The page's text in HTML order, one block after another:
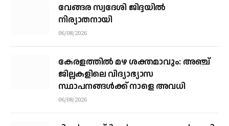
വേങ്ങര സ്വദേശി ജിദ്ദയിൽ
നിര്യാതനായി
06/08/2026
കേരളത്തില്‍ മഴ ശക്തമാവും: അഞ്ച്
ജില്ലകളിലെ വിദ്യാഭ്യാസ
സ്ഥാപനങ്ങള്‍ക്ക് നാളെ അവധി
06/08/2026